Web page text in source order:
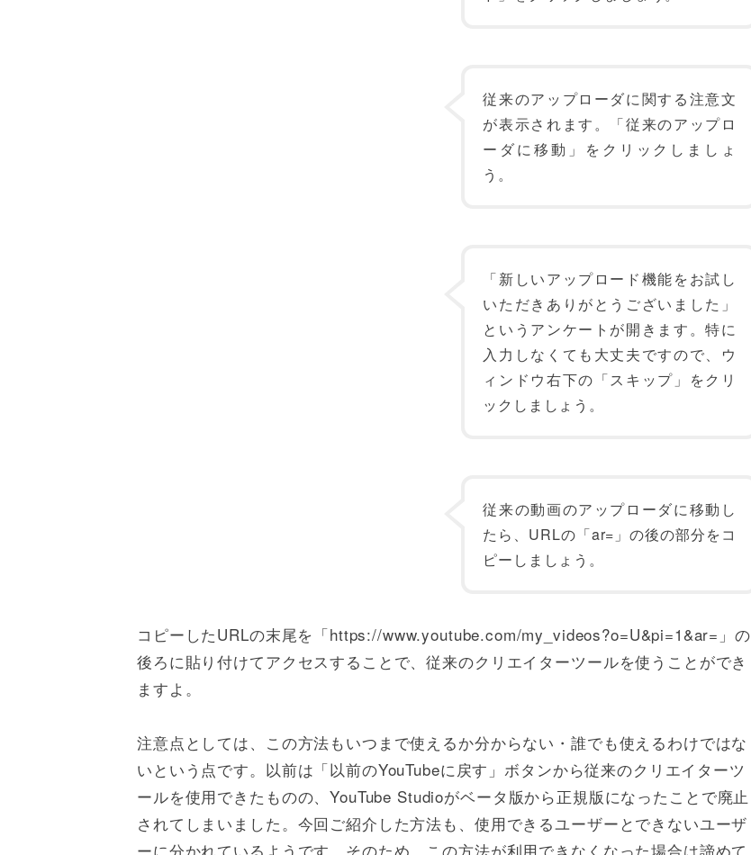
従来のアップローダに関する注意文
が表示されます。「従来のアップロ
ーダに移動」をクリックしましょ
う。
「新しいアップロード機能をお試し
いただきありがとうございました」
というアンケートが開きます。特に
入力しなくても大丈夫ですので、ウ
ィンドウ右下の「スキップ」をクリ
ックしましょう。
従来の動画のアップローダに移動し
たら、URLの「ar=」の後の部分をコ
ピーしましょう。
コピーしたURLの末尾を「https://www.youtube.com/my_videos?o=U&pi=1&ar=」の
後ろに貼り付けてアクセスすることで、従来のクリエイターツールを使うことができ
ますよ。
注意点としては、この方法もいつまで使えるか分からない・誰でも使えるわけではな
いという点です。以前は「以前のYouTubeに戻す」ボタンから従来のクリエイターツ
ールを使用できたものの、YouTube Studioがベータ版から正規版になったことで廃止
されてしまいました。今回ご紹介した方法も、使用できるユーザーとできないユーザ
ーに分かれているようです。そのため、この方法が利用できなくなった場合は諦めて